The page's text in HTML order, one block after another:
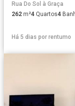
Rua Do Sol à Graça
262 m²4 Quartos4
Há 5 dias por rentumo